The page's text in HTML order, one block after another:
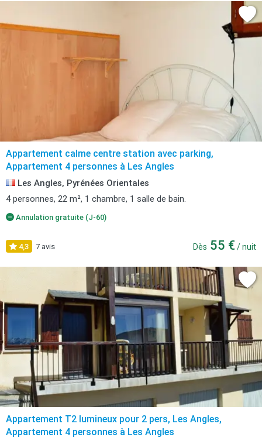
Appartement calme centre station avec parking,
Appartement 4 personnes à Les Angles
Les Angles, Pyrénées Orientales
4 personnes, 22 m², 1 chambre, 1 salle de bain.
Annulation gratuite (J-60)
4,3 7 avis Dès 55 € / nuit
Appartement T2 lumineux pour 2 pers, Les Angles,
Appartement 4 personnes à Les Angles